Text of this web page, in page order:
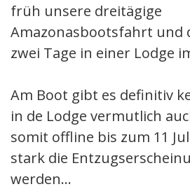
früh unsere dreitägige
Amazonasbootsfahrt und
zwei Tage in einer Lodge
Am Boot gibt es definitiv
in de Lodge vermutlich
somit offline bis zum 11
stark die
werden…